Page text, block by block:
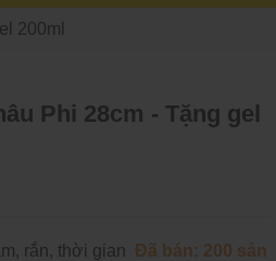
Phi 28cm - Tặng gel
Đã bán: 200 sản
200ml